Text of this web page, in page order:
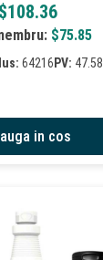
$108.36
$75.85
64216 PV: 47.58
in cos